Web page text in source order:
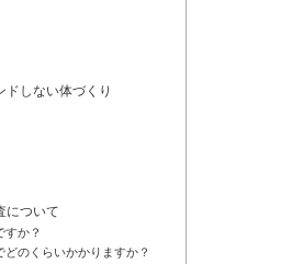
ドしない体づくり
について
すか？
のくらいかかりますか？